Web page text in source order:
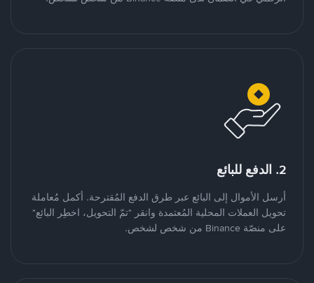
2. الدفع للبائع
أرسل الأموال إلى البائع عبر طرق الدفع المُقترحة. أكمل مُعاملة
تحويل العملات المحلية المُعتمدة وانقر "تمّ التحويل، اخطِر البائع"
على منصّة Binance من شخص لشخص.